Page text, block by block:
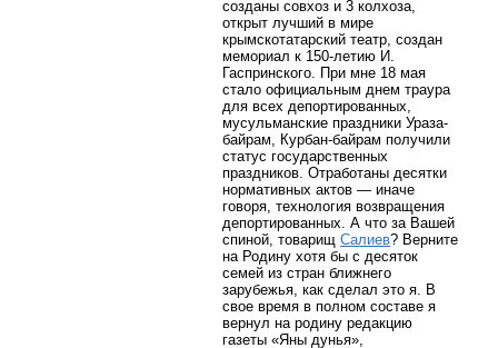
созданы совхоз и 3 колхоза,
открыт лучший в мире
крымскотатарский театр, создан
мемориал к 150-летию И.
Гаспринского. При мне 18 мая
стало официальным днем траура
для всех депортированных,
мусульманские праздники Ураза-
байрам, Курбан-байрам получили
статус государственных
праздников. Отработаны десятки
нормативных актов — иначе
говоря, технология возвращения
депортированных. А что за Вашей
спиной, товарищ Салиев? Верните
на Родину хотя бы с десяток
семей из стран ближнего
зарубежья, как сделал это я. В
свое время в полном составе я
вернул на родину редакцию
газеты «Яны дунья»,